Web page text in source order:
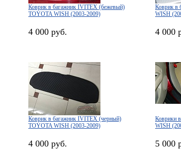
Коврик в багажник IVITEX (бежевый)
TOYOTA WISH (2003-2009)
4 000 руб.
Коврик в
WISH
4 000
Коврик в багажник IVITEX (черный)
TOYOTA WISH (2003-2009)
4 000 руб.
Коврики
WISH
5 000